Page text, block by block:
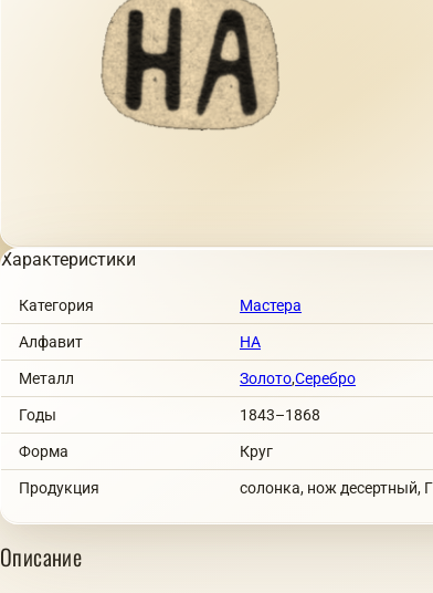
Характеристики
Категория Мастера
Алфавит НА
Металл Золото,Серебро
Годы 1843–1868
Форма Круг
Продукция солонка, нож десертный,
Описание